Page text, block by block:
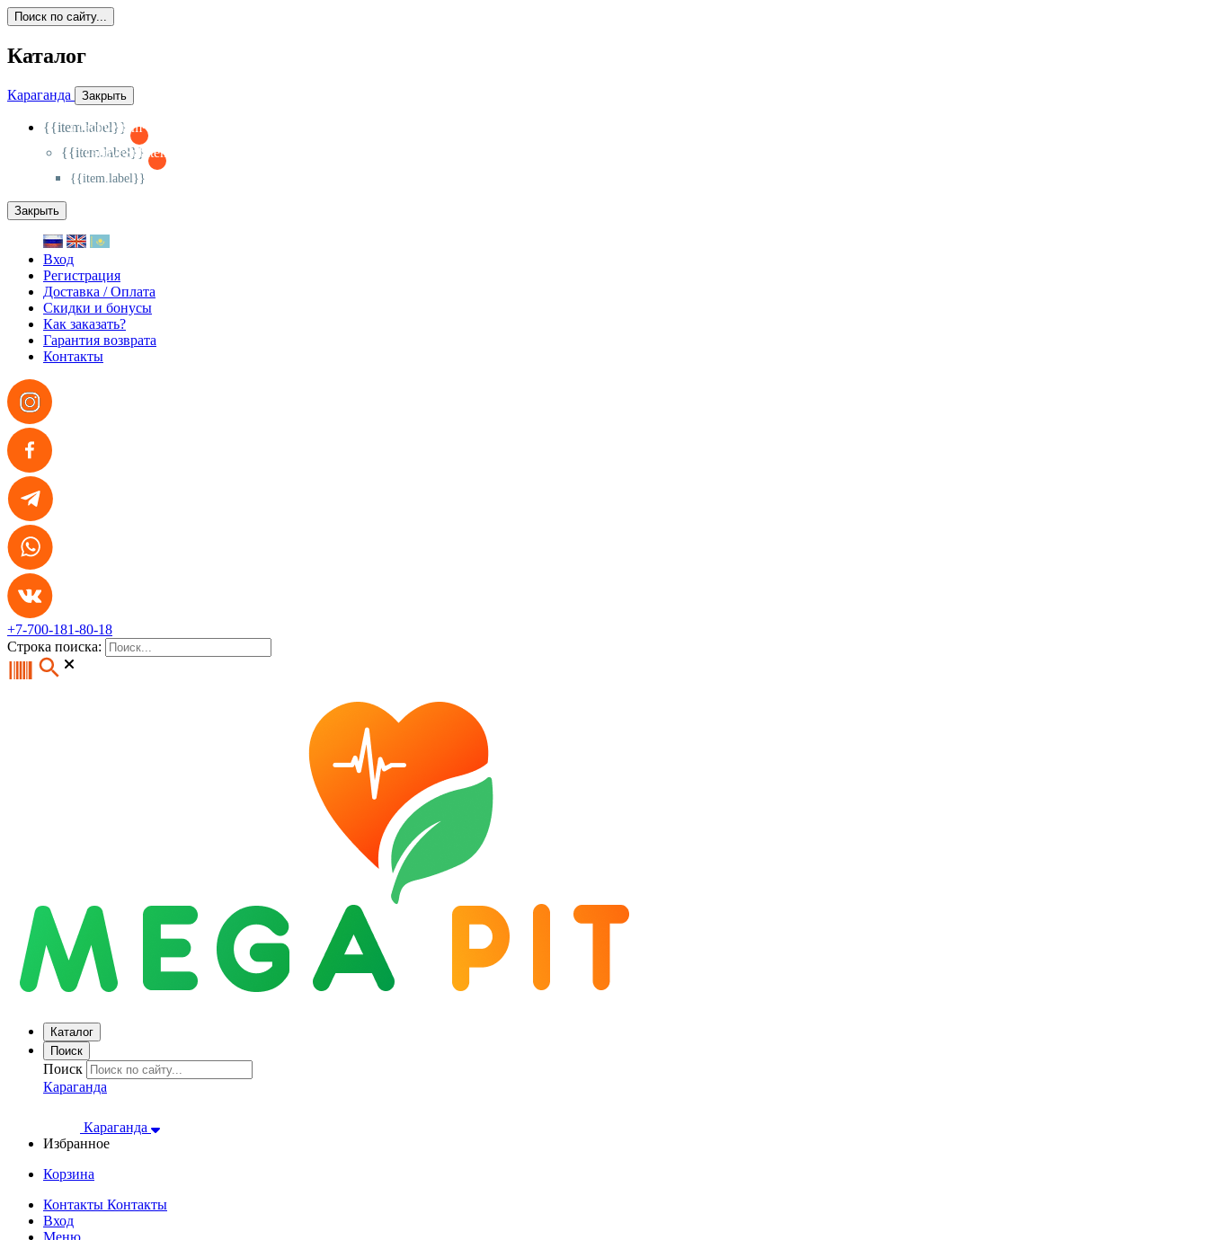
Поиск по сайту...
Каталог
Караганда Закрыть
{{item.label}}
{{activeItem==item.id?'-
{{item.label}}
{{activeSubitem==item.id?'-
{{item.label}}
Закрыть
Вход
Регистрация
Доставка / Оплата
Скидки и бонусы
Как заказать?
Гарантия возврата
Контакты
+7-700-181-80-18
Строка поиска:
Каталог
Поиск
Поиск
Караганда
Караганда
Избранное
Корзина
Контакты Контакты
Вход
Меню